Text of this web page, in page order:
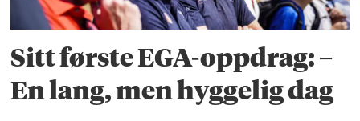
Sitt første EGA-oppdrag: –
En lang, men hyggelig dag